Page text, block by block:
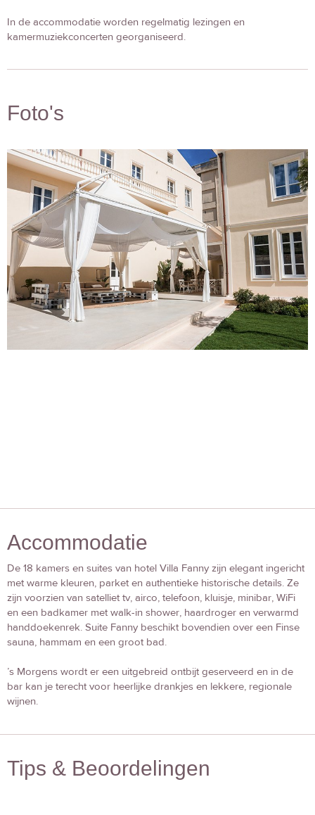
In de accommodatie worden regelmatig lezingen en
kamermuziekconcerten georganiseerd.
Foto's
Accommodatie
De 18 kamers en suites van hotel Villa Fanny zijn elegant ingericht
met warme kleuren, parket en authentieke historische details. Ze
zijn voorzien van satelliet tv, airco, telefoon, kluisje, minibar, WiFi
en een badkamer met walk-in shower, haardroger en verwarmd
handdoekenrek. Suite Fanny beschikt bovendien over een Finse
sauna, hammam en een groot bad.
’s Morgens wordt er een uitgebreid ontbijt geserveerd en in de
bar kan je terecht voor heerlijke drankjes en lekkere, regionale
wijnen.
Tips & Beoordelingen